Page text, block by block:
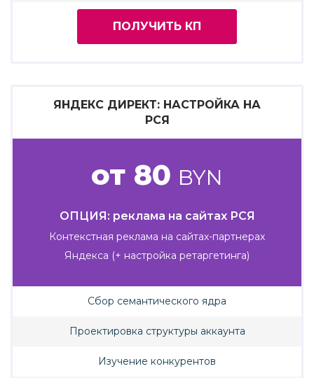
ПОЛУЧИТЬ КП
ЯНДЕКС ДИРЕКТ: НАСТРОЙКА НА
РСЯ
от 80 BYN
ОПЦИЯ: реклама на сайтах РСЯ
Контекстная реклама на сайтах-партнерах
Яндекса (+ настройка ретаргетинга)
Сбор семантического ядра
Проектировка структуры аккаунта
Изучение конкурентов